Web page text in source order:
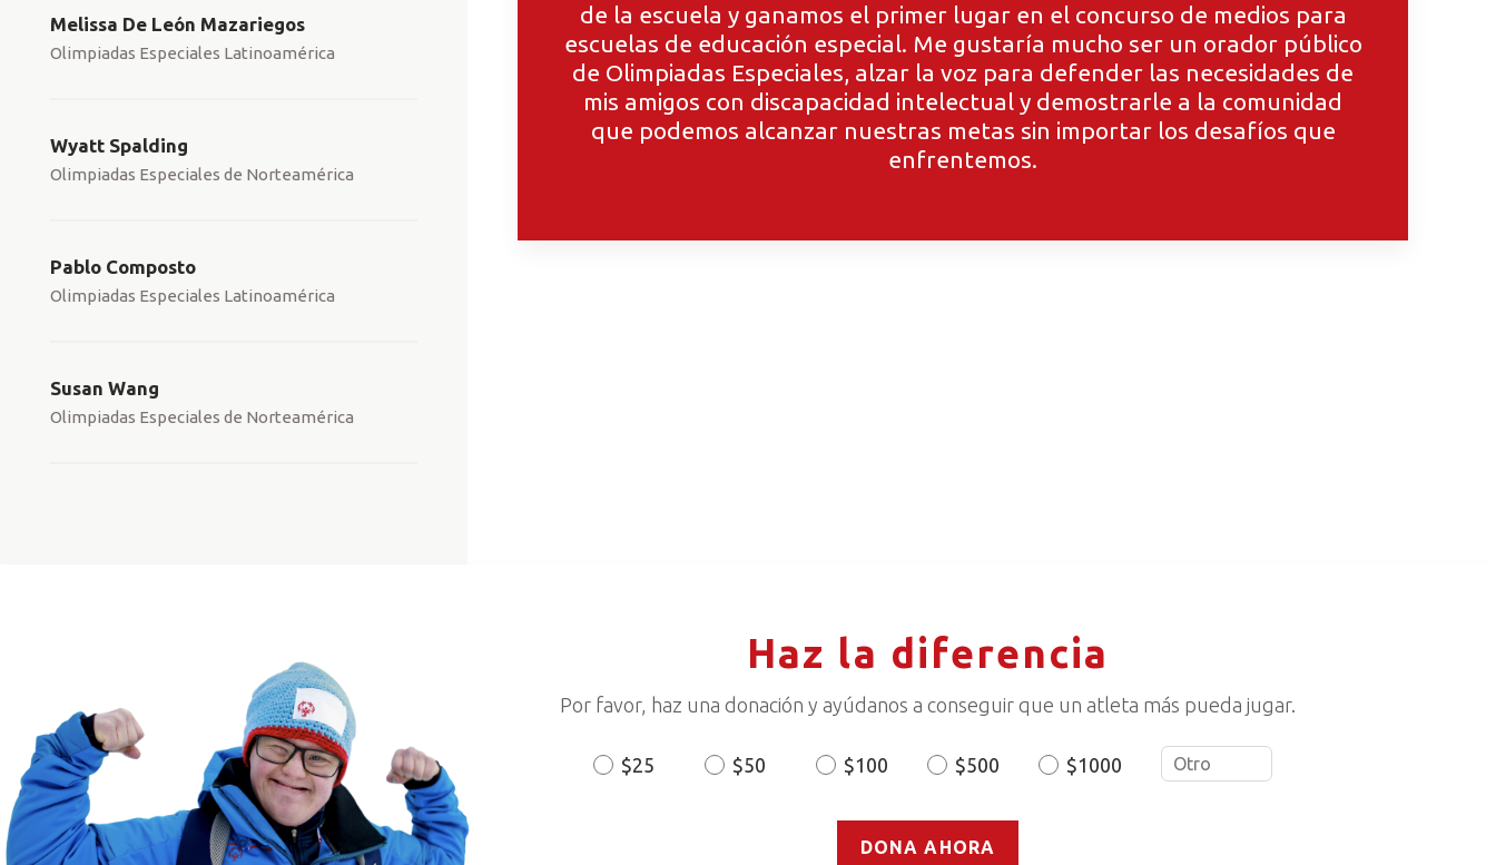
de la escuela y ganamos el primer lugar en el concurso de medios para
escuelas de educación especial. Me gustaría mucho ser un orador público
de Olimpiadas Especiales, alzar la voz para defender las necesidades de
mis amigos con discapacidad intelectual y demostrarle a la comunidad
que podemos alcanzar nuestras metas sin importar los desafíos que
enfrentemos.
Melissa De León Mazariegos
Olimpiadas Especiales Latinoamérica
Wyatt Spalding
Olimpiadas Especiales de Norteamérica
Pablo Composto
Olimpiadas Especiales Latinoamérica
Susan Wang
Olimpiadas Especiales de Norteamérica
Haz la diferencia
Por favor, haz una donación y ayúdanos a conseguir que un atleta más pueda jugar.
Donation
$25 $50 $100 $500 $1000
DONA AHORA